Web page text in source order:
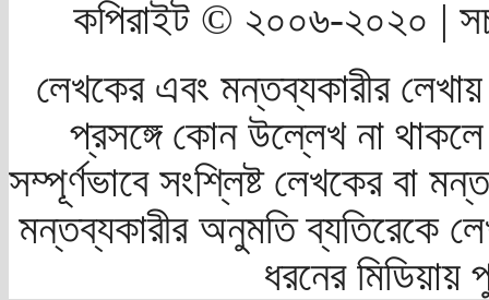
কপিরাইট © ২০০৬-২০২০ |
লেখকের এবং মন্তব্যকারীর
প্রসঙ্গে কোন উল্লেখ না
সম্পূর্ণভাবে সংশ্লিষ্ট লেখকের বা
মন্তব্যকারীর অনুমতি ব্যতিরেকে
ধরনের মিডিয়ায়